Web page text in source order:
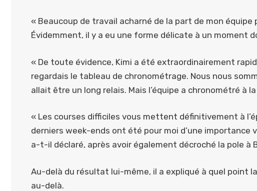
« Beaucoup de travail acharné de la part de mon
Évidemment, il y a eu une forme délicate à un moment
« De toute évidence, Kimi a été extraordinairement
regardais le tableau de chronométrage. Nous nous
allait être un long relais. Mais l’équipe a chronométré à
« Les courses difficiles vous mettent définitivement à
derniers week-ends ont été pour moi d’une importance
a-t-il déclaré, après avoir également décroché la pole à
Au-delà du résultat lui-même, il a expliqué à quel point
au-delà.